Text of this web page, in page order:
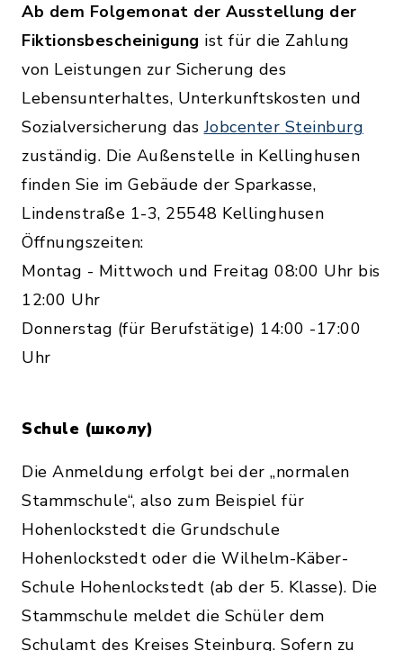
Ab dem Folgemonat der Ausstellung der
Fiktionsbescheinigung ist für die Zahlung
von Leistungen zur Sicherung des
Lebensunterhaltes, Unterkunftskosten und
Sozialversicherung dasJobcenter Steinburg
zuständig. Die Außenstelle in Kellinghusen
finden Sie im Gebäude der Sparkasse,
Lindenstraße 1-3, 25548 Kellinghusen
Öffnungszeiten:
Montag - Mittwoch und Freitag 08:00 Uhr bis
12:00 Uhr
Donnerstag (für Berufstätige) 14:00 -17:00
Uhr
Schule (школу)
Die Anmeldung erfolgt bei der „normalen
Stammschule“, also zum Beispiel für
Hohenlockstedt die Grundschule
Hohenlockstedt oder die Wilhelm-Käber-
Schule Hohenlockstedt (ab der 5. Klasse). Die
Stammschule meldet die Schüler dem
Schulamt des Kreises Steinburg. Sofern zu